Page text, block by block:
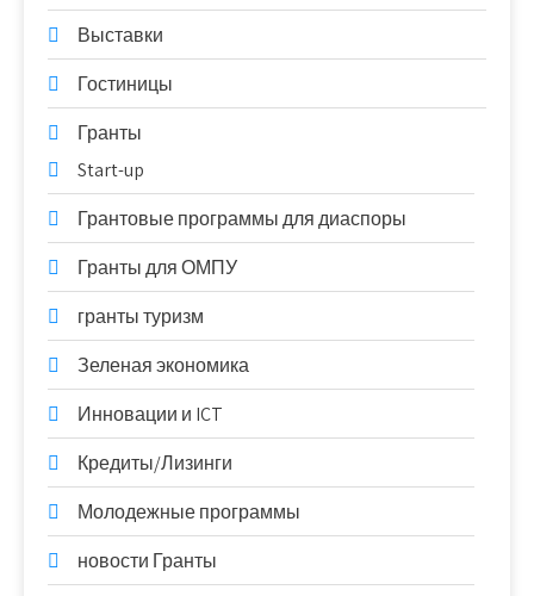
Выставки
Гостиницы
Гранты
Start-up
Грантовые программы для диаспоры
Гранты для ОМПУ
гранты туризм
Зеленая экономика
Инновации и ICT
Кредиты/Лизинги
Молодежные программы
новости Гранты